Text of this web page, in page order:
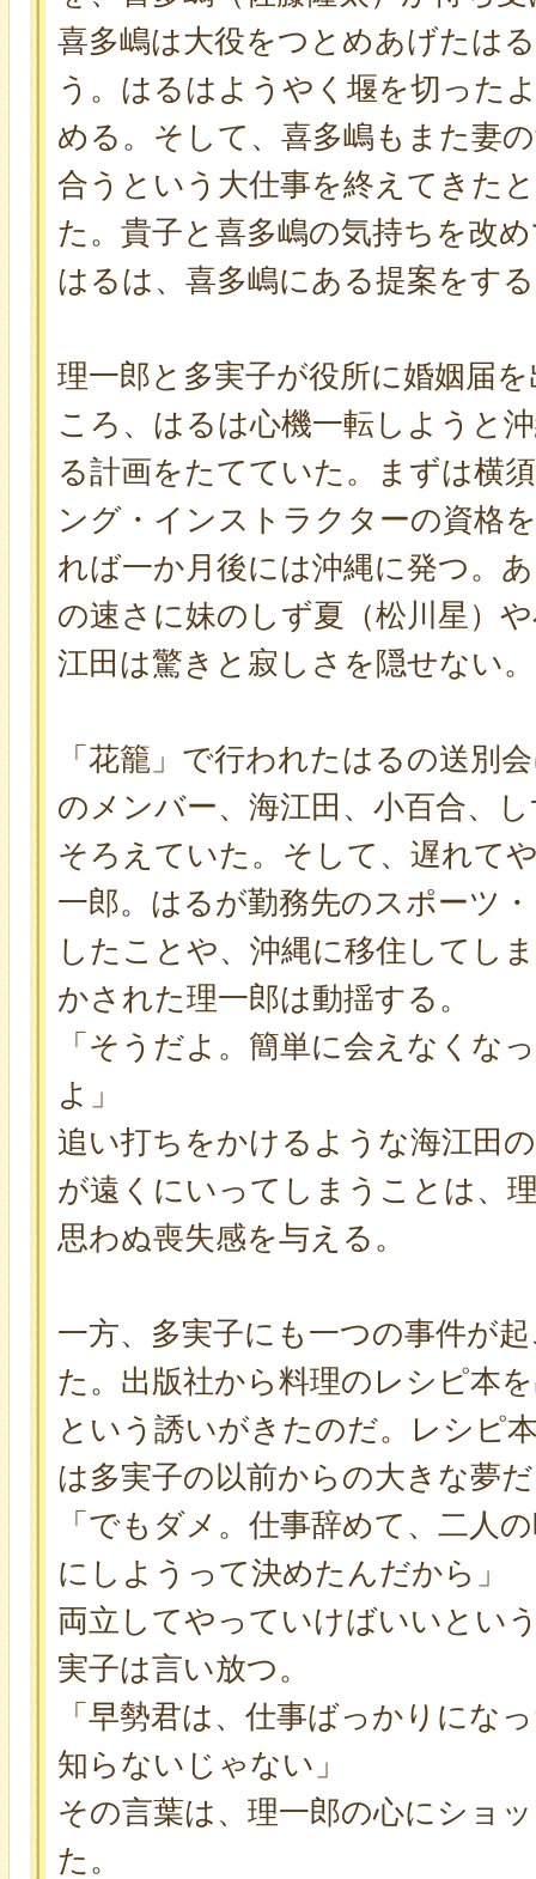
喜多嶋は大役をつとめあげたは
う。はるはようやく堰を切った
める。そして、喜多嶋もまた妻
合うという大仕事を終えてきた
た。貴子と喜多嶋の気持ちを改
はるは、喜多嶋にある提案をす
理一郎と多実子が役所に婚姻届
ころ、はるは心機一転しようと
る計画をたてていた。まずは横
ング・インストラクターの資格
れば一か月後には沖縄に発つ。
の速さに妹のしず夏（松川星）
江田は驚きと寂しさを隠せない。
「花籠」で行われたはるの送別
のメンバー、海江田、小百合、
そろえていた。そして、遅れて
一郎。はるが勤務先のスポーツ
したことや、沖縄に移住してし
かされた理一郎は動揺する。
「そうだよ。簡単に会えなくな
よ」
追い打ちをかけるような海江田
が遠くにいってしまうことは、
思わぬ喪失感を与える。
一方、多実子にも一つの事件が
た。出版社から料理のレシピ本
という誘いがきたのだ。レシピ
は多実子の以前からの大きな夢
「でもダメ。仕事辞めて、二人
にしようって決めたんだから」
両立してやっていけばいいとい
実子は言い放つ。
「早勢君は、仕事ばっかりにな
知らないじゃない」
その言葉は、理一郎の心にショ
た。